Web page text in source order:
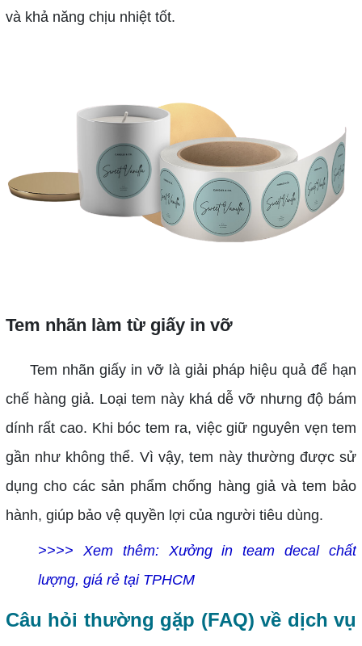
và khả năng chịu nhiệt tốt.
Tem nhãn làm từ giấy in vỡ
Tem nhãn giấy in vỡ là giải pháp hiệu quả để hạn
chế hàng giả. Loại tem này khá dễ vỡ nhưng độ bám
dính rất cao. Khi bóc tem ra, việc giữ nguyên vẹn tem
gần như không thể. Vì vậy, tem này thường được sử
dụng cho các sản phẩm chống hàng giả và tem bảo
hành, giúp bảo vệ quyền lợi của người tiêu dùng.
>>>> Xem thêm: Xưởng in team decal chất
lượng, giá rẻ tại TPHCM
Câu hỏi thường gặp (FAQ) về dịch vụ